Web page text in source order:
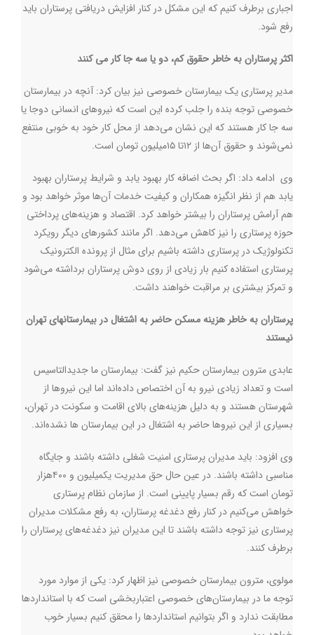
اجباری برطرف کنیم که این مشکل در کنار افزایش دریافتی پرستاران باید
رفع شود.
اکثر پرستاران به خاطر حقوق کم، دو یا سه جا کار می کنند
مدیر پرستاری یک بیمارستان خصوصی نیز بیان کرد: آنچه در بیمارستان
خصوصی توجه بنده را جلب کرده این است که نیروهای انسانی دوجا یا
سه جا کار هستند که این نشان می‌دهد از محل کار خود به خوبی منتفع
نمی‌شوند و حقوق آن‌ها از ۱۲تا ۱۵میلیون تومان است.
وی ادامه داد: اگر بحث اضافه کار بهبود یابد و شرایط پرستاران بهبود
یابد هم از نظر انگیزه همکاران و کیفیت خدمات آن‌ها موثر خواهد بود و
هم آرامش پرستاران را بیشتر خواهد کرد. اقتصاد و هزینه‌های پرداختی
حوزه پرستاری را نیز کاهش می‌دهد. اگر مانند کشورهای دیگر رویکرد
تکنولوژیک در پرستاری داشته باشیم برای مثال از پرونده الکترونیک
پرستاری استفاده کنیم بار زیادی از روی دوش پرستاران برداشته می‌شود
و تمرکز بیشتری بر مراقبت خواهند داشت.
پرستاران به خاطر هزینه مسکن حاضر به اشتغال در بیمارستانهای تهران
نیستند
عابدی مترون بیمارستان حکیم نیز گفت: بیمارستان ما جدیدالتاسیس
است و تعداد زیادی نیرو به آن اختصاص داده‌اند اما این نیروها از
شهرستان هستند و به دلیل هزینه‌های بالای اقامت و سکونت در تهران،
بسیاری از این نیروها حاضر به اشتغال در این بیمارستان ‌ها نشده‌اند.
وی افزود: باید مدیران پرستاری امنیت شغلی داشته باشند و جایگاه
مناسبی داشته باشند. در عین حال حق مدیریت یکمیلیون و ۴۰۰هزار
تومان است که رقم بسیار پایینی است. از سازمان نظام پرستاری
خواهش می‌کنیم در کنار رفع دغدغه پرستاران، به رفع مشکلات مدیران
پرستاری نیز توجه داشته باشند تا این مدیران نیز دغدغه‌های پرستاران را
برطرف کنند.
مولوی، مترون بیمارستان خصوصی نیز اظهار کرد: یکی از موارد مورد
توجه ما در بیمارستان‌های خصوصی اعتباربخشی است که با استانداردها
مطابقت ندارد و اگر بتوانیم استانداردها را محقق کنیم بسیار خوب